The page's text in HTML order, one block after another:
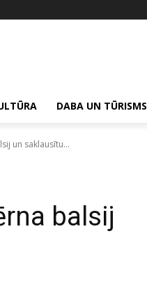
DABA UN TŪRISMS
un saklausītu...
balsij